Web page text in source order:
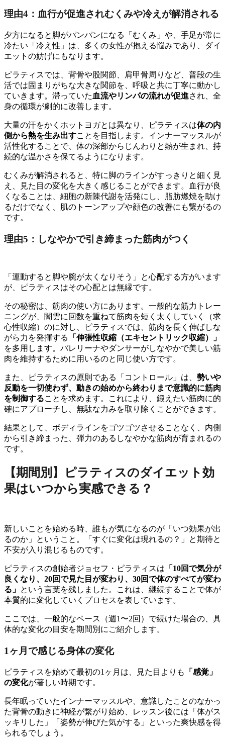
理由4：血行が促進されむくみや冷えが解消される
夕方になると脚がパンパンになる「むくみ」や、手足が常に
冷たい「冷え性」は、多くの女性が抱える悩みであり、ダイ
エットの妨げにもなります。
ピラティスでは、背骨や股関節、肩甲骨周りなど、普段の生
活では固まりがちな大きな関節を、呼吸と共に丁寧に動かし
ていきます。滞っていた 血流やリンパの流れが促進され、全
身の循環が劇的に改善します。
大量の汗をかくホットヨガとは異なり、ピラティスは体の内
側から熱を生み出すことを目指します。インナーマッスルが
活性化することで、体の深部からじんわりと熱が生まれ、持
続的な温かさを保てるようになります。
むくみが解消されると、特に脚のラインがすっきりと細く見
え、見た目の変化を大きく感じることができます。血行が良
くなることは、細胞の新陳代謝を活発にし、脂肪燃焼を助け
るだけでなく、肌のトーンアップや顔色の改善にも繋がるの
です。
理由5：しなやかで引き締まった筋肉がつく
「運動すると脚や腕が太くなりそう」と心配する方がいます
が、ピラティスはその心配とは無縁です。
その秘密は、筋肉の使い方にあります。一般的な筋力トレー
ニングが、闇雲に回数を重ねて筋肉を短く太くしていく（求
心性収縮）のに対し、ピラティスでは、筋肉を長く伸ばしな
がら力を発揮する
「伸張性収縮（エキセントリック収縮）」
を多用します。バレリーナやダンサーがしなやかで美しい筋
肉を維持するために用いるのと同じ使い方です。
また、ピラティスの原則である「コントロール」は、 勢いや
反動を一切使わず、動きの始めから終わりまで意識的に筋肉
を制御することを求めます。これにより、鍛えたい筋肉に的
確にアプローチし、無駄な力みを取り除くことができます。
結果として、ボディラインをゴツゴツさせることなく、内側
から引き締まった、弾力のあるしなやかな筋肉が育まれるの
です。
【期間別】ピラティスのダイエット効
果はいつから実感できる？
新しいことを始める時、誰もが気になるのが「いつ効果が出
るのか」ということ。「すぐに変化は現れるの？」と期待と
不安が入り混じるものです。
ピラティスの創始者ジョセフ・ピラティスは 「10回で気分が
良くなり、20回で見た目が変わり、30回で体のすべてが変わ
る」 という言葉を残しました。これは、継続することで体が
本質的に変化していくプロセスを表しています。
ここでは、一般的なペース（週1〜2回）で続けた場合の、具
体的な変化の目安を期間別にご紹介します。
1ヶ月で感じる身体の変化
ピラティスを始めて最初の1ヶ月は、見た目よりも
「感覚」
の変化が著しい時期です。
長年眠っていたインナーマッスルや、意識したことのなかっ
た背骨の動きに神経が繋がり始め、レッスン後には「体がス
ッキリした」「姿勢が伸びた気がする」といった爽快感を得
られるでしょう。